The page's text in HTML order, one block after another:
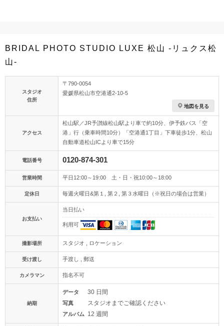
BRIDAL PHOTO STUDIO LUXE 松山 -リュクス松
山-
スタジオ
住所
〒790-0054
愛媛県松山市空港通2-10-5
地図を見る
アクセス
松山駅／JR予讃線松山駅より車で約10分、伊予鉄バス「空
港」行（乗車時間10分）「空港通1丁目」下車徒歩1分、松山
自動車道松山ICより車で15分
電話番号 0120-874-301
営業時間 平日12:00～19:00 土・日・祝10:00～18:00
定休日 毎週火曜日&第１, 第２, 第３水曜日（※祝日の場合は営業）
お支払い
当日払い
利用可
撮影場所 スタジオ , ロケーション
受け渡し 手渡し , 郵送
カメラマン 指名不可
納期
データ 30 日間
写真 スタジオまでご確認ください
アルバム 12 週間